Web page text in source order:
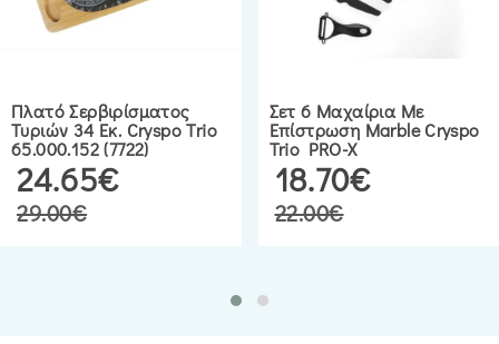
Πλατό Σερβιρίσματος
Τυριών 34 Εκ. Cryspo Trio
65.000.152 (7722)
24.65€
29.00€
Σετ 6 Μαχαίρια Με
Επίστρωση Marble Cryspo
Trio PRO-X
18.70€
22.00€